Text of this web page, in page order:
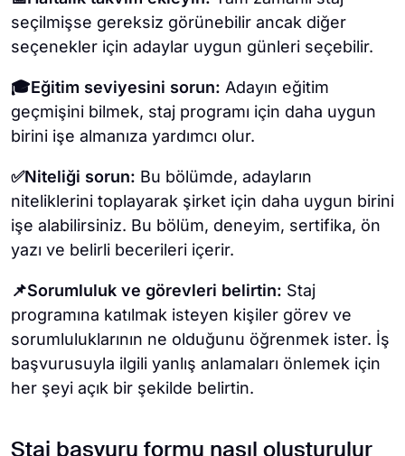
seçilmişse gereksiz görünebilir ancak diğer
seçenekler için adaylar uygun günleri seçebilir.
🎓Eğitim seviyesini sorun: Adayın eğitim
geçmişini bilmek, staj programı için daha uygun
birini işe almanıza yardımcı olur.
✅Niteliği sorun: Bu bölümde, adayların
niteliklerini toplayarak şirket için daha uygun birini
işe alabilirsiniz. Bu bölüm, deneyim, sertifika, ön
yazı ve belirli becerileri içerir.
📌Sorumluluk ve görevleri belirtin: Staj
programına katılmak isteyen kişiler görev ve
sorumluluklarının ne olduğunu öğrenmek ister. İş
başvurusuyla ilgili yanlış anlamaları önlemek için
her şeyi açık bir şekilde belirtin.
Staj başvuru formu nasıl oluşturulur